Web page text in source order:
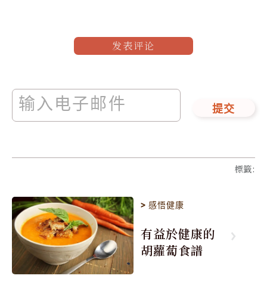
发表评论
提交
標籤:
>感悟健康
有益於健康的
胡蘿蔔食譜